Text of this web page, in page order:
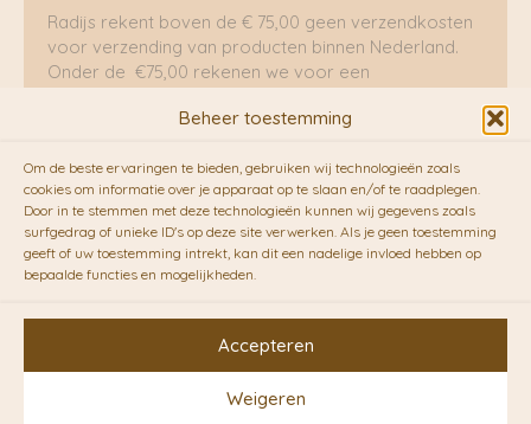
Beheer toestemming
Om de beste ervaringen te bieden, gebruiken wij technologieën zoals
cookies om informatie over je apparaat op te slaan en/of te raadplegen.
Door in te stemmen met deze technologieën kunnen wij gegevens zoals
surfgedrag of unieke ID's op deze site verwerken. Als je geen toestemming
geeft of uw toestemming intrekt, kan dit een nadelige invloed hebben op
bepaalde functies en mogelijkheden.
Accepteren
Weigeren
Radijs rekent boven de € 75,00 geen verzendkosten
voor verzending van producten binnen Nederland.
Onder de €75,00 rekenen we voor een
RADIJS werkt samen met de duurzame bezorgdienst
vanFietskoeriers.nl. Pakketten (mits voorradig) voor
10.00 uur besteld op een doordeweekse dag,
bezorgen zij soms nog op dezelfde dag in de
avonduren! Brievenbuspakjes de volgende dag. En
waar mogelijk ook echt op de fiets!!